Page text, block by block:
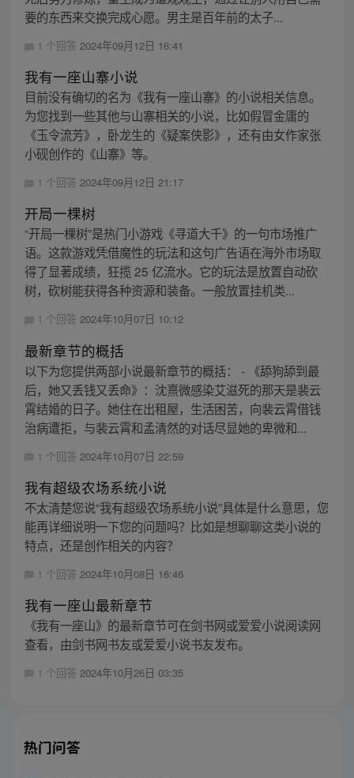
要的东西来交换完成心愿。男主是百年前的太子...
1 个回答 2024年09月12日 16:41
我有一座山寨小说
目前没有确切的名为《我有一座山寨》的小说相关信息。
为您找到一些其他与山寨相关的小说，比如假冒金庸的
《玉令流芳》，卧龙生的《疑案侠影》，还有由女作家张
小砚创作的《山寨》等。
1 个回答 2024年09月12日 21:17
开局一棵树
“开局一棵树”是热门小游戏《寻道大千》的一句市场推广
语。这款游戏凭借魔性的玩法和这句广告语在海外市场取
得了显著成绩，狂揽 25 亿流水。它的玩法是放置自动砍
树，砍树能获得各种资源和装备。一般放置挂机类...
1 个回答 2024年10月07日 10:12
最新章节的概括
以下为您提供两部小说最新章节的概括： - 《舔狗舔到最
后，她又丢钱又丢命》：沈熹微感染艾滋死的那天是裴云
霄结婚的日子。她住在出租屋，生活困苦，向裴云霄借钱
治病遭拒，与裴云霄和孟清然的对话尽显她的卑微和...
1 个回答 2024年10月07日 22:59
我有超级农场系统小说
不太清楚您说“我有超级农场系统小说”具体是什么意思，您
能再详细说明一下您的问题吗？比如是想聊聊这类小说的
特点，还是创作相关的内容？
1 个回答 2024年10月08日 16:46
我有一座山最新章节
《我有一座山》的最新章节可在剑书网或爱爱小说阅读网
查看，由剑书网书友或爱爱小说书友发布。
1 个回答 2024年10月26日 03:35
热门问答